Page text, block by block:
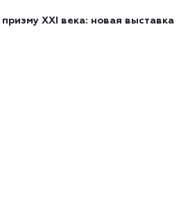
призму XXI века: новая выставка